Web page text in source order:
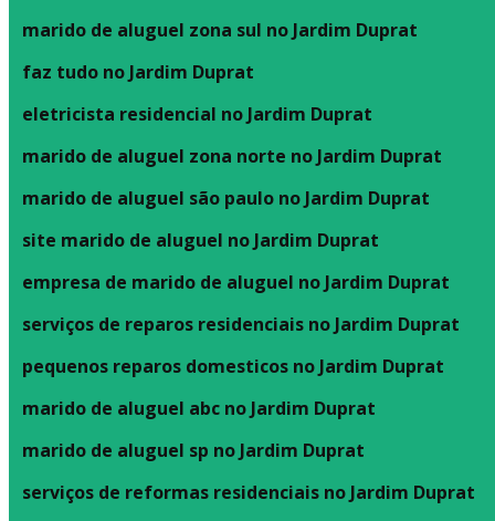
marido de aluguel zona sul no Jardim Duprat
faz tudo no Jardim Duprat
eletricista residencial no Jardim Duprat
marido de aluguel zona norte no Jardim Duprat
marido de aluguel são paulo no Jardim Duprat
site marido de aluguel no Jardim Duprat
empresa de marido de aluguel no Jardim Duprat
serviços de reparos residenciais no Jardim Duprat
pequenos reparos domesticos no Jardim Duprat
marido de aluguel abc no Jardim Duprat
marido de aluguel sp no Jardim Duprat
serviços de reformas residenciais no Jardim Duprat